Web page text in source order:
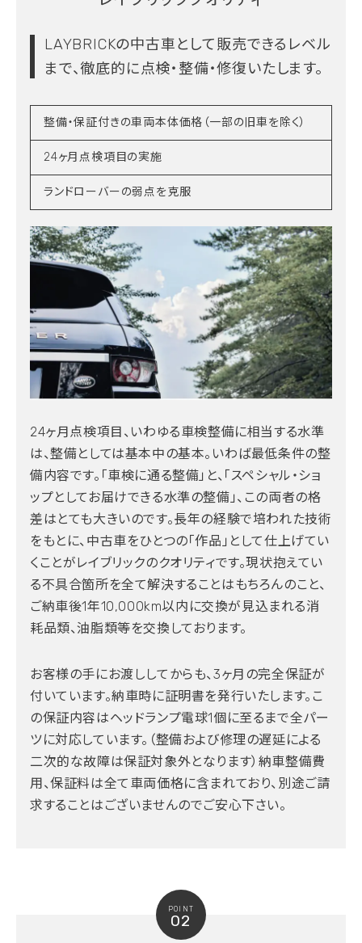
LAYBRICKの中古車として販売できるレベル
まで、徹底的に点検・整備・修復いたします。
整備・保証付きの車両本体価格（一部の旧車を除く）
24ヶ月点検項目の実施
ランドローバーの弱点を克服
24ヶ月点検項目、いわゆる車検整備に相当する水準
は、整備としては基本中の基本。いわば最低条件の整
備内容です。「車検に通る整備」と、「スペシャル・ショ
ップとしてお届けできる水準の整備」、この両者の格
差はとても大きいのです。長年の経験で培われた技術
をもとに、中古車をひとつの「作品」として仕上げてい
くことがレイブリックのクオリティです。現状抱えてい
る不具合箇所を全て解決することはもちろんのこと、
ご納車後1年10,000km以内に交換が見込まれる消
耗品類、油脂類等を交換しております。
お客様の手にお渡ししてからも、3ヶ月の完全保証が
付いています。納車時に証明書を発行いたします。こ
の保証内容はヘッドランプ電球1個に至るまで全パー
ツに対応しています。（整備および修理の遅延による
二次的な故障は保証対象外となります）納車整備費
用、保証料は全て車両価格に含まれており、別途ご請
求することはございませんのでご安心下さい。
POINT
02